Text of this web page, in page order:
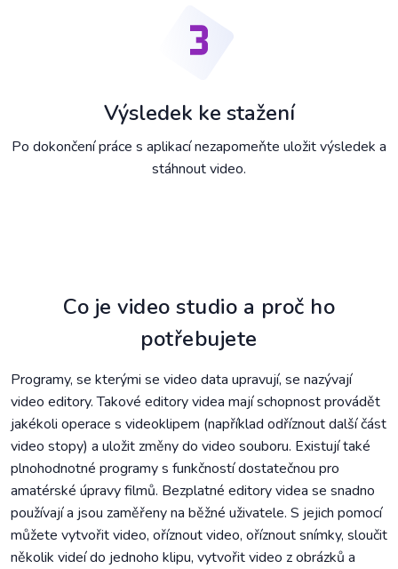
Výsledek ke stažení
Po dokončení práce s aplikací nezapomeňte uložit výsledek a
stáhnout video.
Co je video studio a proč ho
potřebujete
Programy, se kterými se video data upravují, se nazývají
video editory. Takové editory videa mají schopnost provádět
jakékoli operace s videoklipem (například odříznout další část
video stopy) a uložit změny do video souboru. Existují také
plnohodnotné programy s funkčností dostatečnou pro
amatérské úpravy filmů. Bezplatné editory videa se snadno
používají a jsou zaměřeny na běžné uživatele. S jejich pomocí
můžete vytvořit video, oříznout video, oříznout snímky, sloučit
několik videí do jednoho klipu, vytvořit video z obrázků a